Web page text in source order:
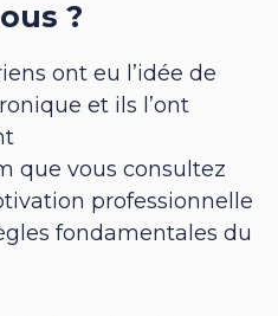
?
ont eu l’idée de
et ils l’ont
que vous consultez
professionnelle
fondamentales du